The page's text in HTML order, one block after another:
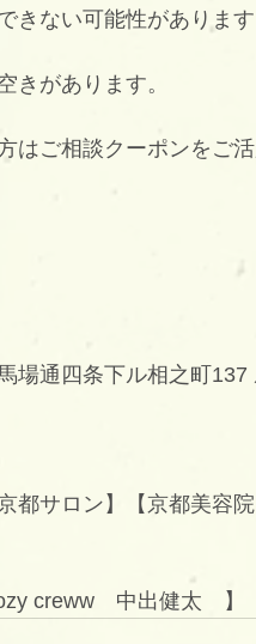
きない可能性がありま
きがあります。
はご相談クーポンをご活
場通四条下ル相之町137
都サロン】【京都美容
creww　中出健太　】